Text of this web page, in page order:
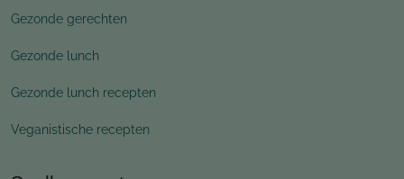
Gezonde gerechten
Gezonde lunch
Gezonde lunch recepten
Veganistische recepten